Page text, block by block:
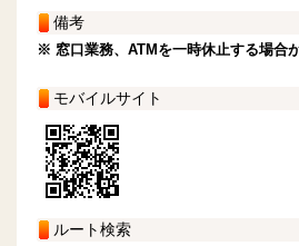
備考
※ 窓口業務、ATMを一時休止する場合が
モバイルサイト
ルート検索